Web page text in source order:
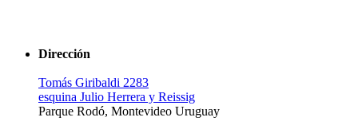
Dirección
Tomás Giribaldi 2283
esquina Julio Herrera y Reissig
Parque Rodó, Montevideo Uruguay